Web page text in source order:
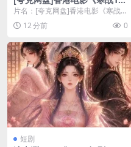
4》（2026）剧情 / 动作 / 犯
罪 豆瓣7.1
片名：[夸克网盘]香港电影《寒战1
994》（2026）剧情 / 动作 / 犯罪
... 12 分前 0
短剧